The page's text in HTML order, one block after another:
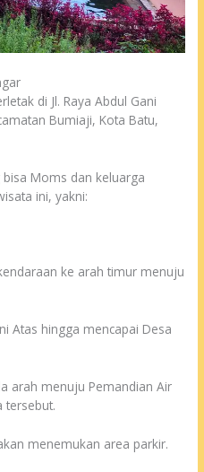
di Jl. Raya Abdul Gani
Bumiaji, Kota Batu,
Moms dan keluarga
ini, yakni:
ke arah timur menuju
Atas hingga mencapai Desa
arah menuju Pemandian Air
tersebut.
menemukan area parkir.